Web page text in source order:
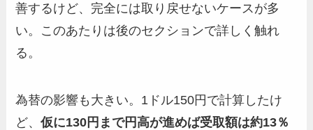
善するけど、完全には取り戻せないケースが多
い。このあたりは後のセクションで詳しく触れ
る。
為替の影響も大きい。1ドル150円で計算したけ
ど、仮に130円まで円高が進めば受取額は約13％